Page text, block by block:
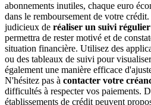
abonnements inutiles, chaque euro
dans le remboursement de votre
judicieux de réaliser un suivi régulier
permettra de rester motivé et de
situation financière. Utilisez des
ou des tableaux de suivi pour
également une manière efficace
N'hésitez pas à contacter votre
difficultés à respecter vos paiements.
établissements de crédit peuvent